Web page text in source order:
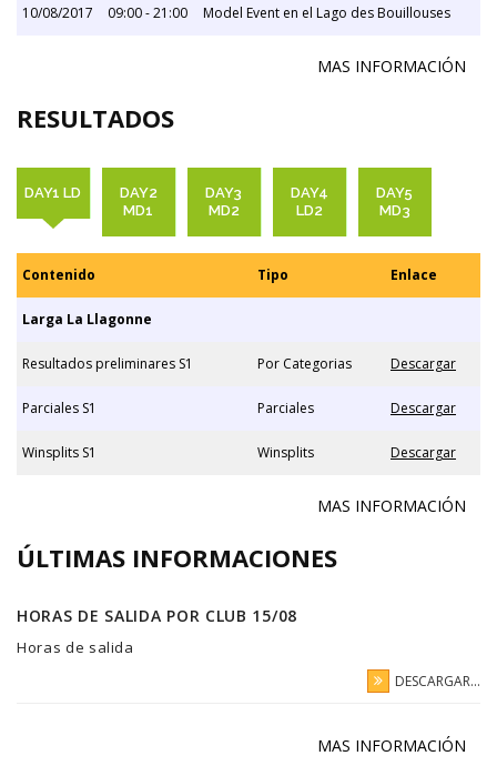
10/08/2017 09:00 - 21:00 Model Event en el Lago des Bouillouses
MAS INFORMACIÓN
RESULTADOS
DAY1 LD
DAY2
MD1
DAY3
MD2
DAY4
LD2
DAY5
MD3
Contenido Tipo Enlace
Larga La Llagonne
Resultados preliminares S1 Por Categorias Descargar
Parciales S1 Parciales Descargar
Winsplits S1 Winsplits Descargar
MAS INFORMACIÓN
ÚLTIMAS INFORMACIONES
HORAS DE SALIDA POR CLUB 15/08
Horas de salida
DESCARGAR...
MAS INFORMACIÓN